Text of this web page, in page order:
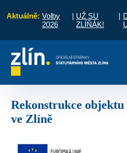
Aktuálně: Volby
2026
| UŽ SU
ZLÍŇÁK!
|
vyřídit Potřebuji
Rekonstrukce objektu tř. T. Bati 1010
ve Zlíně